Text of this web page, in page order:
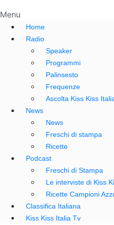
Menu
Home
Radio
Speaker
Programmi
Palinsesto
Frequenze
Ascolta Kiss Kiss
News
News
Freschi di stampa
Ricette
Podcast
Freschi di Stampa
Le interviste di Kiss
Ricette Campioni
Classifica Italiana
Kiss Kiss Italia Tv